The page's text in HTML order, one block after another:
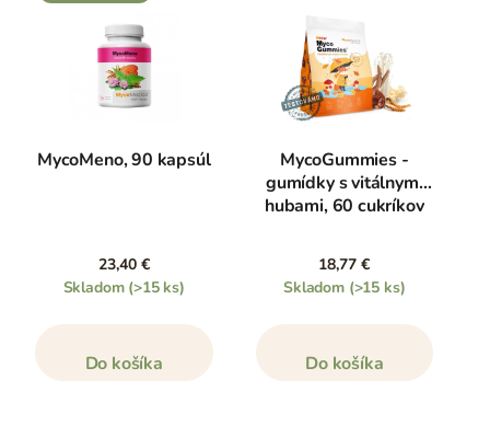
MycoMeno, 90 kapsúl
23,40 €
Skladom (>15 ks)
Do košíka
MycoGummies -
gumídky s vitálnymi
hubami, 60 cukríkov
18,77 €
Skladom (>15 ks)
Do košíka